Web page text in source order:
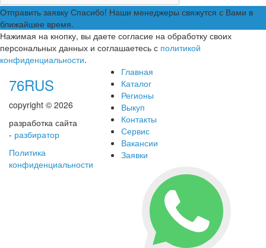
Отправить заявку Спасибо! Наши менеджеры свяжутся с Вами в
ближайшее время.
Нажимая на кнопку, вы даете согласие на обработку своих
персональных данных и соглашаетесь с политикой
конфиденциальности.
76RUS
copyright © 2026
разработка сайта
- разбиратор
Политика
конфиденциальности
Главная
Каталог
Регионы
Выкуп
Контакты
Сервис
Вакансии
Заявки